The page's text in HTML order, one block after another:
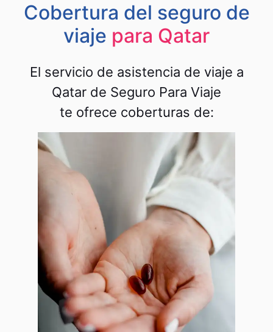
Cobertura del seguro de
viaje para Qatar
El servicio de asistencia de viaje a
Qatar de Seguro Para Viaje
te ofrece coberturas de: